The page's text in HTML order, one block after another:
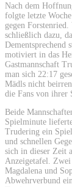
Nach dem
folgte letzte
gegen
schließlich dazu,
Dementsprechend
motiviert in das
Gastmannschaft
man sich 22:17
Mädls nicht
die Fans von ihrer
Beide
Spielminute
Trudering ein
und schnellen
sich in dieser Zeit
Anzeigetafel. Zwei
Magdalena und
Abwehrverbund